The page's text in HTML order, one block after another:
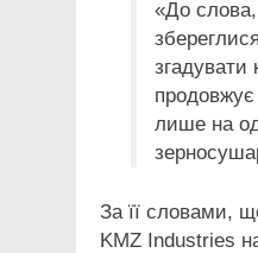
«До слова,
згадувати
лише на
За її словами,
KMZ Industries